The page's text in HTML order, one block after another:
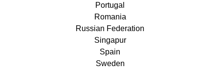
Portugal
Romania
Russian Federation
Singapur
Spain
Sweden